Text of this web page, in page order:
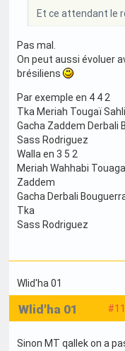
Et ce attendant le
Pas mal.
On peut aussi évoluer
brésiliens
Par exemple en 4 4 2
Tka Meriah Tougaï Sahli
Gacha Zaddem Derbali
Sass Rodriguez
Walla en 3 5 2
Meriah Wahhabi
Zaddem
Gacha Derbali
Tka
Sass Rodriguez
Wlid'ha 01
Wlid'ha 01
Sinon MT qallek on a